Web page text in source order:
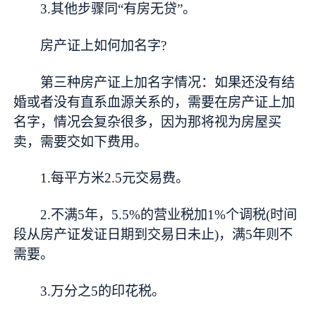
3.其他步骤同“有房无贷”。
房产证上如何加名字?
第三种房产证上加名字情况：如果还没有结
婚或者没有直系血源关系的，需要在房产证上加
名字，情况会复杂很多，因为那将视为房屋买
卖，需要交如下费用。
1.每平方米2.5元交易费。
2.不满5年，5.5%的营业税加1%个调税(时间
段从房产证发证日期到交易日未止)，满5年则不
需要。
3.万分之5的印花税。